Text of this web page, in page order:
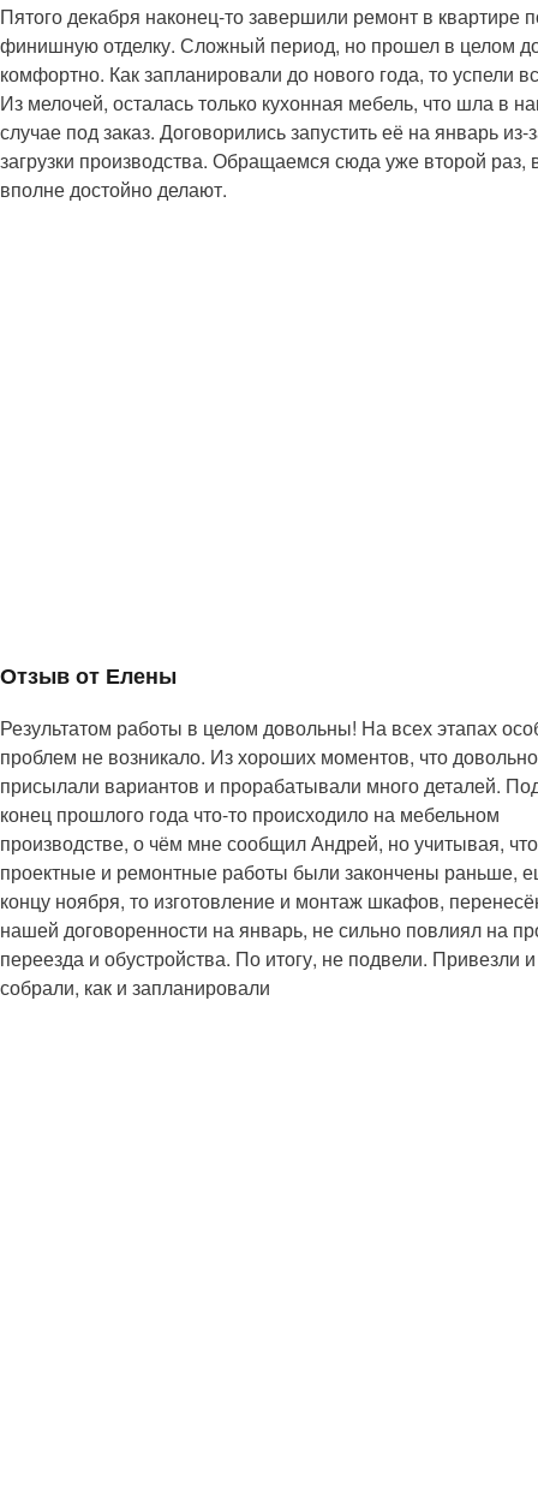
Пятого декабря наконец-то завершили ремонт в квартире
финишную отделку. Сложный период, но прошел в целом
комфортно. Как запланировали до нового года, то успели
Из мелочей, осталась только кухонная мебель, что шла в
случае под заказ. Договорились запустить её на январь из-
загрузки производства. Обращаемся сюда уже второй раз,
вполне достойно делают.
Отзыв от Елены
Результатом работы в целом довольны! На всех этапах
проблем не возникало. Из хороших моментов, что
присылали вариантов и прорабатывали много деталей.
конец прошлого года что-то происходило на мебельном
производстве, о чём мне сообщил Андрей, но учитывая,
проектные и ремонтные работы были закончены раньше,
концу ноября, то изготовление и монтаж шкафов,
нашей договоренности на январь, не сильно повлиял на
переезда и обустройства. По итогу, не подвели. Привезли и
собрали, как и запланировали